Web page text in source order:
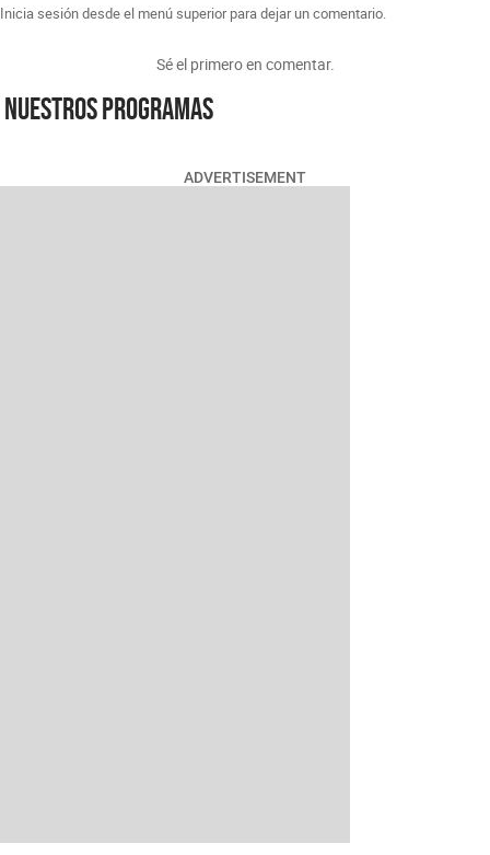
Inicia sesión desde el menú superior para dejar un comentario.
Sé el primero en comentar.
Nuestros programas
ADVERTISEMENT